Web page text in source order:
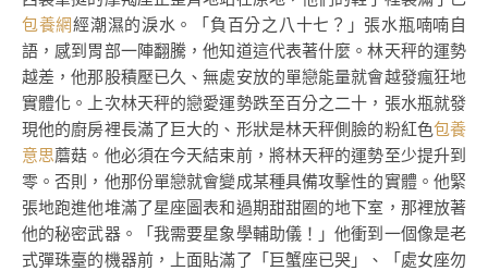
包養網經潮濕的淚水。「負百分之八十七？」張水瓶喃喃自
語，感到胃部一陣翻騰，他知道這代表著什麼。林天秤的運勢
越差，他那股積壓已久、無處安放的單戀能量就會越發瘋狂地
實體化。上次林天秤的戀愛運勢跌至百分之二十，張水瓶就發
現他的廚房裡長滿了巨大的、形狀是林天秤側臉的粉紅色包養
意思蘑菇。他必須在今天結束前，將林天秤的運勢至少提升到
零。否則，他那份單戀就會變成某種具備攻擊性的實體。他緊
張地跑進他堆滿了星座圖表和過期甜甜圈的地下室，那裡放著
他的秘密武器。「我需要星象學輔助儀！」他衝到一個像是老
式彈珠臺的機器前，上面貼滿了「巨蟹座已哭」、「處女座勿